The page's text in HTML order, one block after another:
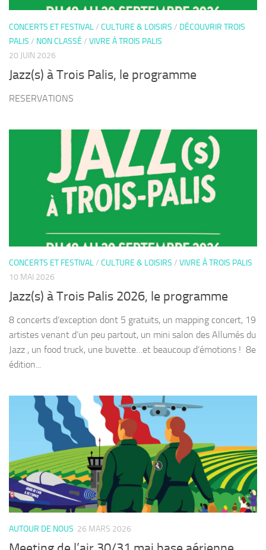
CONCERTS ET FESTIVAL/ CULTURE & LOISIRS / DÉCOUVRIR TROIS
PALIS / NON CLASSÉ / VIVRE À TROIS PALIS
20 JUIN 2026
Jazz(s) à Trois Palis, le programme
RESERVATIONS
CONCERTS ET FESTIVAL/ CULTURE & LOISIRS / VIVRE À TROIS PALIS
10 MAI 2026
Jazz(s) à Trois Palis 2026, le programme
8 concerts d’exception dont 5 gratuits, un mapping concert, 19
artistes venant d’un peu partout, un mini salon des Allumés du
Jazz , un food truck, une buvette…et beaucoup d’émotions ! ​ 8e
édition...
AUTOUR DE NOUS 26 MARS 2026